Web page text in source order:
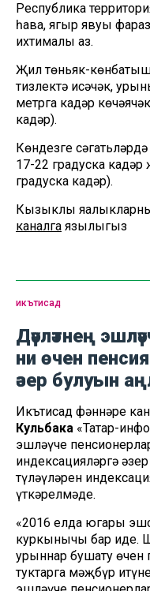
Республика
һава, яңгыр явуы
ихтималы аз.
Җил төньяк-
тизлектә исәчәк,
метрга кадәр
кадәр).
Көндезге
17-22 градуска
градуска кадәр).
Кызыклы
каналга язылыгыз
икътисад
Дәүләтнең
ни өчен
әзер булуын
Икътисад фәннәре
Кульбака «Татар-
эшләүче
индексацияләргә
түләүләрен
үткәрелмәде.
«2016 елда югары
куркынычы бар иде.
урыннар бушату
туктарга мәҗбүр